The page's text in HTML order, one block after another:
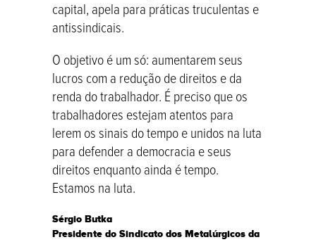
capital, apela para práticas truculentas e
antissindicais.
O objetivo é um só: aumentarem seus
lucros com a redução de direitos e da
renda do trabalhador. É preciso que os
trabalhadores estejam atentos para
lerem os sinais do tempo e unidos na luta
para defender a democracia e seus
direitos enquanto ainda é tempo.
Estamos na luta.
Sérgio Butka
Presidente do Sindicato dos Metalúrgicos da